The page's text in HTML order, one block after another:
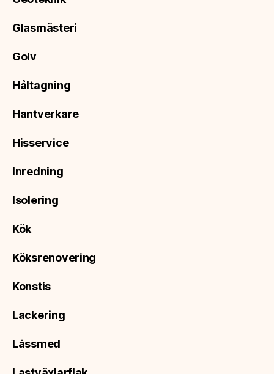
Glasmästeri
Golv
Håltagning
Hantverkare
Hisservice
Inredning
Isolering
Kök
Köksrenovering
Konstis
Lackering
Låssmed